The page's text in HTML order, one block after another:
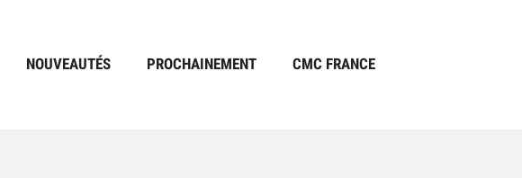
NOUVEAUTÉS PROCHAINEMENT CMC FRANCE